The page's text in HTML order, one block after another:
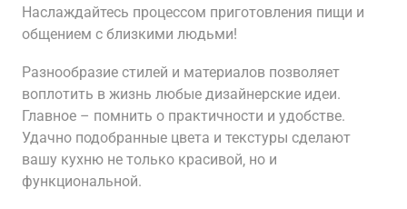
Наслаждайтесь процессом приготовления пищи и
общением с близкими людьми!
Разнообразие стилей и материалов позволяет
воплотить в жизнь любые дизайнерские идеи.
Главное – помнить о практичности и удобстве.
Удачно подобранные цвета и текстуры сделают
вашу кухню не только красивой‚ но и
функциональной.